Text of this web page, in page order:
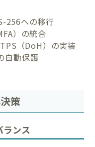
256への移行
）の統合
（DoH）の実装
自動保護
策
ランス